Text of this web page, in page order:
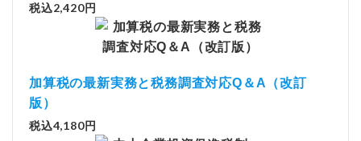
税込2,420円
加算税の最新実務と税務調査対応Q＆A（改訂
版）
税込4,180円